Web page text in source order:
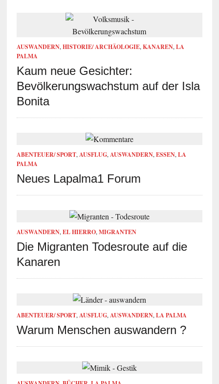
AUSWANDERN, HISTORIE/ ARCHÄOLOGIE, KANAREN, LA
PALMA
Kaum neue Gesichter:
Bevölkerungswachstum auf der Isla
Bonita
ABENTEUER/ SPORT, AUSFLUG, AUSWANDERN, ESSEN, LA
PALMA
Neues Lapalma1 Forum
AUSWANDERN, EL HIERRO, MIGRANTEN
Die Migranten Todesroute auf die
Kanaren
ABENTEUER/ SPORT, AUSFLUG, AUSWANDERN, LA PALMA
Warum Menschen auswandern ?